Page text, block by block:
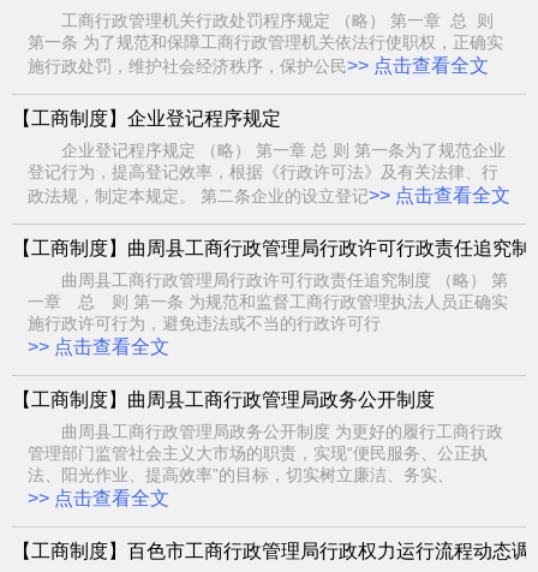
工商行政管理机关行政处罚程序规定 （略） 第一章 总 则
第一条 为了规范和保障工商行政管理机关依法行使职权，正确实
施行政处罚，维护社会经济秩序，保护公民>> 点击查看全文
【工商制度】企业登记程序规定
企业登记程序规定 （略） 第一章 总 则 第一条为了规范企业
登记行为，提高登记效率，根据《行政许可法》及有关法律、行
政法规，制定本规定。 第二条企业的设立登记>> 点击查看全文
【工商制度】曲周县工商行政管理局行政许可行政责任追究制
曲周县工商行政管理局行政许可行政责任追究制度 （略） 第
一章 总 则 第一条 为规范和监督工商行政管理执法人员正确实
施行政许可行为，避免违法或不当的行政许可行
>> 点击查看全文
【工商制度】曲周县工商行政管理局政务公开制度
曲周县工商行政管理局政务公开制度 为更好的履行工商行政
管理部门监管社会主义大市场的职责，实现“便民服务、公正执
法、阳光作业、提高效率”的目标，切实树立廉洁、务实、
>> 点击查看全文
【工商制度】百色市工商行政管理局行政权力运行流程动态调